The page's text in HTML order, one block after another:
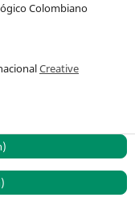
Colombiano
Creative